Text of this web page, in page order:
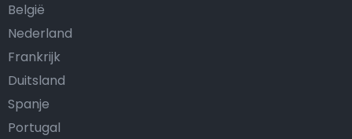
België
Nederland
Frankrijk
Duitsland
Spanje
Portugal